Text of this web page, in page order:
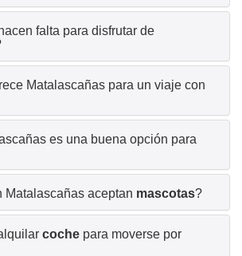
falta para disfrutar de
Matalascañas para un viaje con
es una buena opción para
Matalascañas aceptan mascotas?
coche para moverse por